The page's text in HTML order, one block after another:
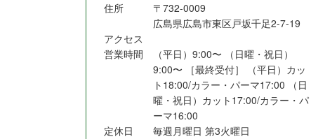
住所
〒732-0009
広島県広島市東区戸坂千足2-7-19
アクセス
営業時間
（平日）9:00〜 （日曜・祝日）
9:00〜 ［最終受付］ （平日）カッ
ト18:00/カラー・パーマ17:00 （日
曜・祝日）カット17:00/カラー・パ
ーマ16:00
定休日
毎週月曜日 第3火曜日